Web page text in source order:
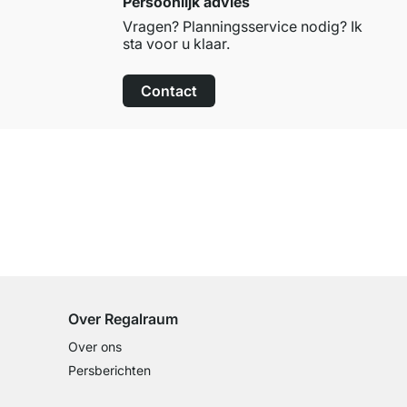
Vragen? Planningsservice nodig? Ik
sta voor u klaar.
Contact
Over Regalraum
Over ons
Persberichten